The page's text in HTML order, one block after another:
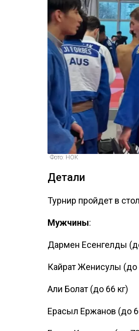
Фото: НОК
Детали
Турнир пройдет в
Мужчины:
Дармен Есенгелды
Кайрат Женисулы (до
Али Болат (до 66 кг)
Ерасыл Ержанов (до